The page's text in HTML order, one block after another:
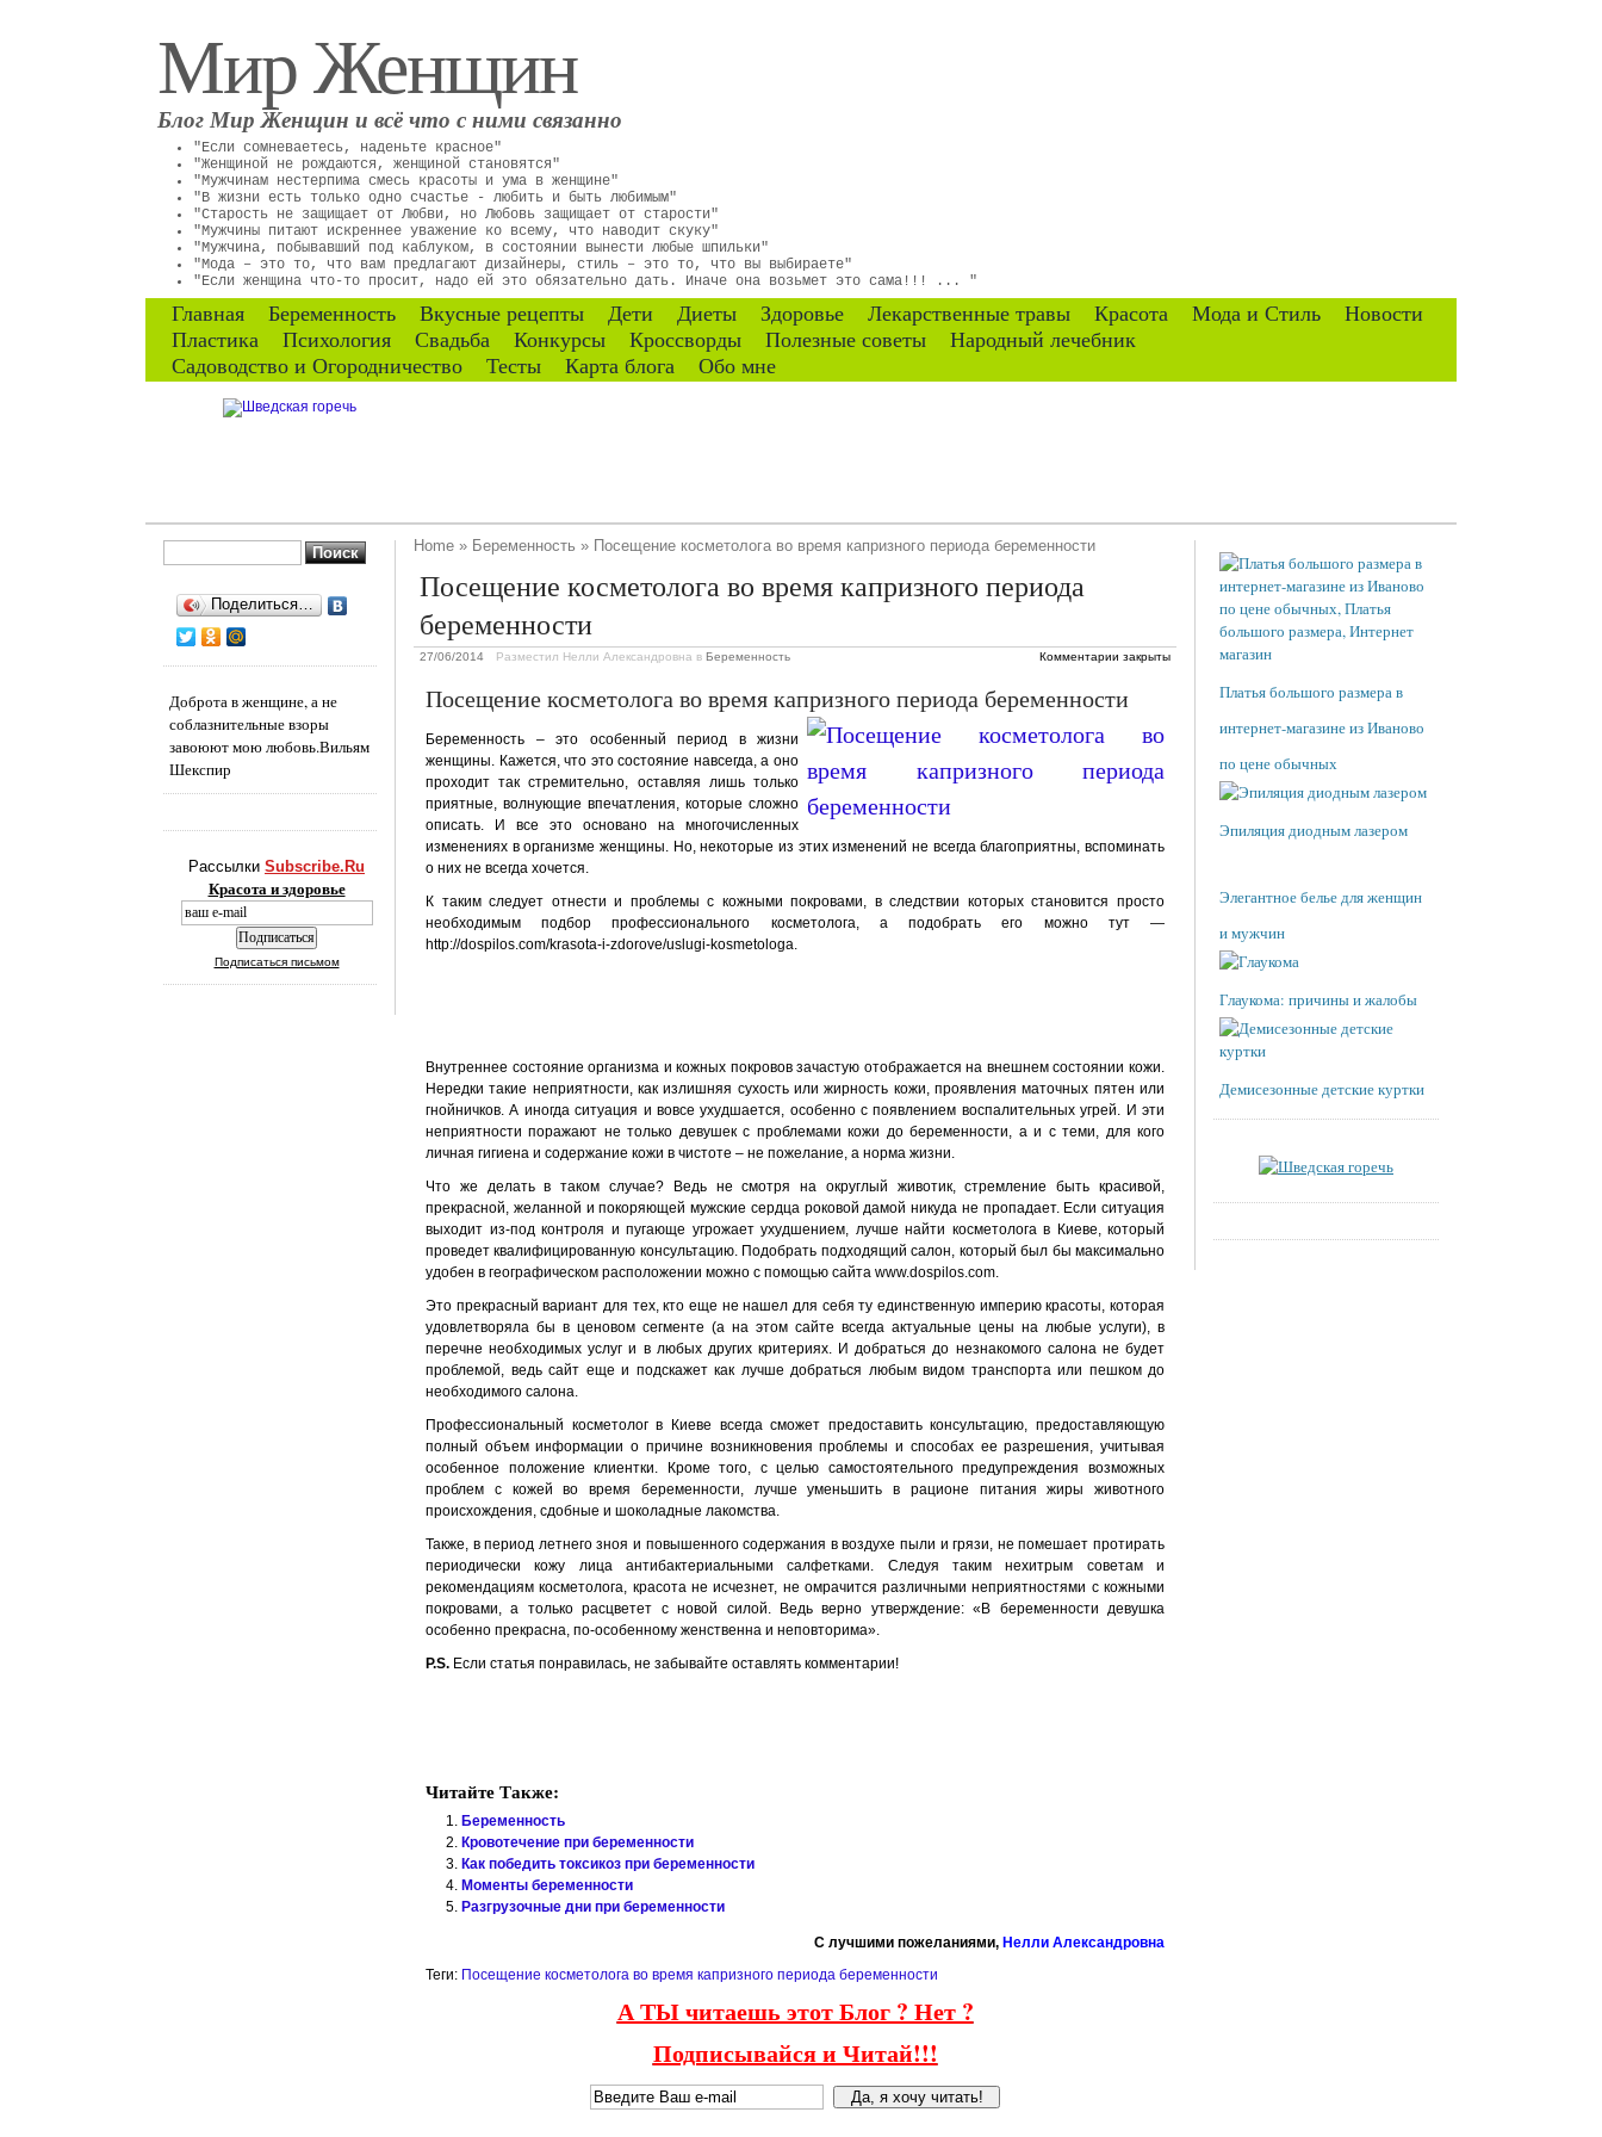
Мир Женщин
Блог Мир Женщин и всё что с ними связанно
"Если сомневаетесь, наденьте красное"
"Женщиной не рождаются, женщиной становятся"
"Мужчинам нестерпима смесь красоты и ума в женщине"
"В жизни есть только одно счастье - любить и быть любимым"
"Старость не защищает от Любви, но Любовь защищает от старости"
"Мужчины питают искреннее уважение ко всему, что наводит скуку"
"Мужчина, побывавший под каблуком, в состоянии вынести любые шпильки"
"Мода – это то, что вам предлагают дизайнеры, стиль – это то, что вы выбираете"
"Если женщина что-то просит, надо ей это обязательно дать. Иначе она возьмет это сама!!! ... "
Главная Беременность Вкусные рецепты Дети Диеты Здоровье Лекарственные травы Красота Мода и Стиль
Новости
Пластика
Психология Свадьба Конкурсы Кроссворды Полезные советы
Народный лечебник
Садоводство и Огородничество
Тесты Карта блога Обо мне
Home » Беременность » Посещение косметолога во время капризного периода беременности
Посещение косметолога во время капризного периода
беременности
27/06/2014 Разместил Нелли Александровна в Беременность Комментарии закрыты
Посещение косметолога во время капризного периода беременности
Беременность – это особенный период в жизни
женщины. Кажется, что это состояние навсегда, а оно
проходит так стремительно, оставляя лишь только
приятные, волнующие впечатления, которые сложно
описать. И все это основано на многочисленных
изменениях в организме женщины. Но, некоторые из этих изменений не всегда благоприятны, вспоминать
о них не всегда хочется.
К таким следует отнести и проблемы с кожными покровами, в следствии которых становится просто
необходимым подбор профессионального косметолога, а подобрать его можно тут —
http://dospilos.com/krasota-i-zdorove/uslugi-kosmetologa.
Внутреннее состояние организма и кожных покровов зачастую отображается на внешнем состоянии кожи.
Нередки такие неприятности, как излишняя сухость или жирность кожи, проявления маточных пятен или
гнойничков. А иногда ситуация и вовсе ухудшается, особенно с появлением воспалительных угрей. И эти
неприятности поражают не только девушек с проблемами кожи до беременности, а и с теми, для кого
личная гигиена и содержание кожи в чистоте – не пожелание, а норма жизни.
Что же делать в таком случае? Ведь не смотря на округлый животик, стремление быть красивой,
прекрасной, желанной и покоряющей мужские сердца роковой дамой никуда не пропадает. Если ситуация
выходит из-под контроля и пугающе угрожает ухудшением, лучше найти косметолога в Киеве, который
проведет квалифицированную консультацию. Подобрать подходящий салон, который был бы максимально
удобен в географическом расположении можно с помощью сайта www.dospilos.com.
Это прекрасный вариант для тех, кто еще не нашел для себя ту единственную империю красоты, которая
удовлетворяла бы в ценовом сегменте (а на этом сайте всегда актуальные цены на любые услуги), в
перечне необходимых услуг и в любых других критериях. И добраться до незнакомого салона не будет
проблемой, ведь сайт еще и подскажет как лучше добраться любым видом транспорта или пешком до
необходимого салона.
Профессиональный косметолог в Киеве всегда сможет предоставить консультацию, предоставляющую
полный объем информации о причине возникновения проблемы и способах ее разрешения, учитывая
особенное положение клиентки. Кроме того, с целью самостоятельного предупреждения возможных
проблем с кожей во время беременности, лучше уменьшить в рационе питания жиры животного
происхождения, сдобные и шоколадные лакомства.
Также, в период летнего зноя и повышенного содержания в воздухе пыли и грязи, не помешает протирать
периодически кожу лица антибактериальными салфетками. Следуя таким нехитрым советам и
рекомендациям косметолога, красота не исчезнет, не омрачится различными неприятностями с кожными
покровами, а только расцветет с новой силой. Ведь верно утверждение: «В беременности девушка
особенно прекрасна, по-особенному женственна и неповторима».
P.S. Если статья понравилась, не забывайте оставлять комментарии!
Читайте Также:
Беременность
Кровотечение при беременности
Как победить токсикоз при беременности
Моменты беременности
Разгрузочные дни при беременности
C лучшими пожеланиями, Нелли Александровна
Теги: Посещение косметолога во время капризного периода беременности
А ТЫ читаешь этот Блог ? Нет ?
Подписывайся и Читай!!!
Поделиться…
Доброта в женщине, а не
соблазнительные взоры
завоюют мою любовь.Вильям
Шекспир
Рассылки Subscribe.Ru
Красота и здоровье
Подписаться письмом
Платья большого размера в
интернет-магазине из Иваново
по цене обычных
Эпиляция диодным лазером
Элегантное белье для женщин
и мужчин
Глаукома: причины и жалобы
Демисезонные детские куртки